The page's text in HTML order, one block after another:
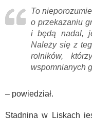
To
o przekazaniu
i będą nadal,
Należy się z
rolników,
wspomnianych
– powiedział.
Stadnina w Liskach